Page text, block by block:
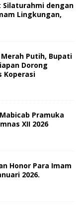
dengan
Lingkungan,
Putih, Bupati
Dorong
Koperasi
Pramuka
XII 2026
Honor Para Imam
2026.